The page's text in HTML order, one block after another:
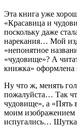
Эта книга уже
«Красавица и
поскольку даже
нарекания… Мой
«непонятное
«чудовище»? А
книжка» оформлена
Ну что ж, менять
пожалуйста… Так
чудовище», а
моим изображением
испугались…